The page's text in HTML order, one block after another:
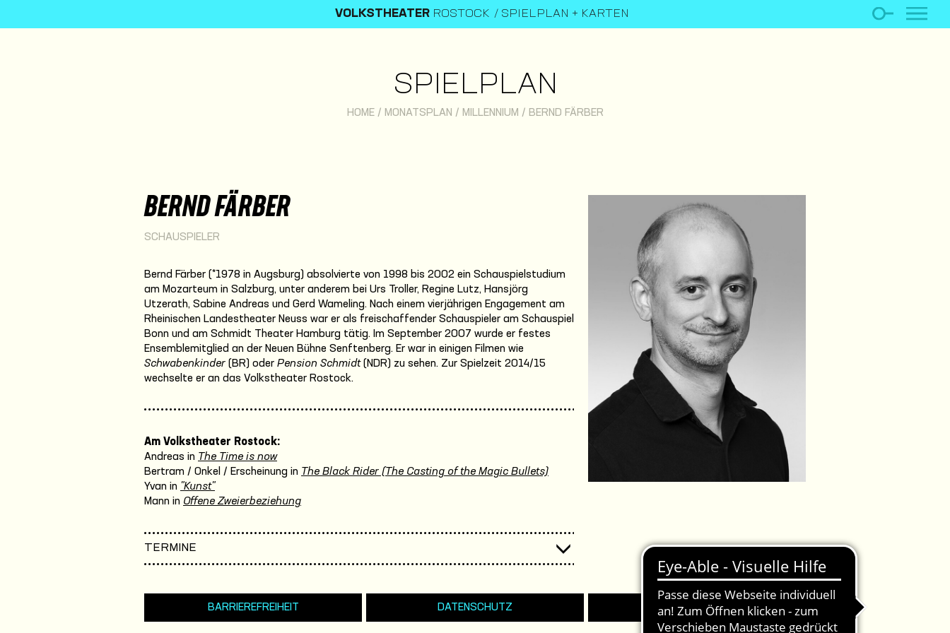
VOLKSTHEATER ROSTOCK SPIELPLAN + KARTEN
SPIELPLAN
HOME/ MONATSPLAN / MILLENNIUM / BERND FÄRBER
BERND FÄRBER
SCHAUSPIELER
Bernd Färber (*1978 in Augsburg) absolvierte von 1998 bis 2002 ein Schauspielstudium
am Mozarteum in Salzburg, unter anderem bei Urs Troller, Regine Lutz, Hansjörg
Utzerath, Sabine Andreas und Gerd Wameling. Nach einem vierjährigen Engagement am
Rheinischen Landestheater Neuss war er als freischaffender Schauspieler am Schauspiel
Bonn und am Schmidt Theater Hamburg tätig. Im September 2007 wurde er festes
Ensemblemitglied an der Neuen Bühne Senftenberg. Er war in einigen Filmen wie
Schwabenkinder (BR) oder Pension Schmidt(NDR) zu sehen. Zur Spielzeit 2014/15
wechselte er an das Volkstheater Rostock.
Am Volkstheater Rostock:
Andreas in The Time is now
Bertram / Onkel / Erscheinung in The Black Rider (The Casting of the Magic Bullets)
Yvan in "Kunst"
Mann in Offene Zweierbeziehung
TERMINE
BARRIEREFREIHEIT DATENSCHUTZ IMPRESSUM